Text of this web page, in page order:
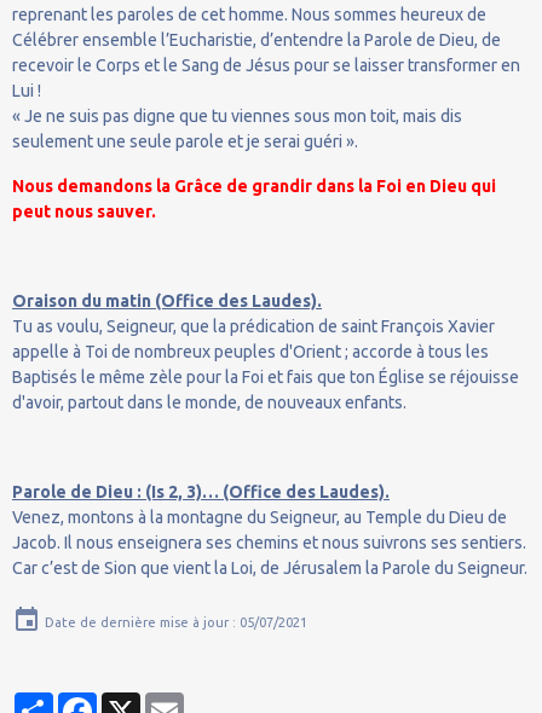
reprenant les paroles de cet homme. Nous sommes heureux de
Célébrer ensemble l’Eucharistie, d’entendre la Parole de Dieu, de
recevoir le Corps et le Sang de Jésus pour se laisser transformer en
Lui !
« Je ne suis pas digne que tu viennes sous mon toit, mais dis
seulement une seule parole et je serai guéri ».
Nous demandons la Grâce de grandir dans la Foi en Dieu qui
peut nous sauver.
Oraison du matin (Office des Laudes).
Tu as voulu, Seigneur, que la prédication de saint François Xavier
appelle à Toi de nombreux peuples d'Orient ; accorde à tous les
Baptisés le même zèle pour la Foi et fais que ton Église se réjouisse
d'avoir, partout dans le monde, de nouveaux enfants.
Parole de Dieu : (Is 2, 3)… (Office des Laudes).
Venez, montons à la montagne du Seigneur, au Temple du Dieu de
Jacob. Il nous enseignera ses chemins et nous suivrons ses sentiers.
Car c’est de Sion que vient la Loi, de Jérusalem la Parole du Seigneur.
Date de dernière mise à jour : 05/07/2021
PartagerFacebook
X